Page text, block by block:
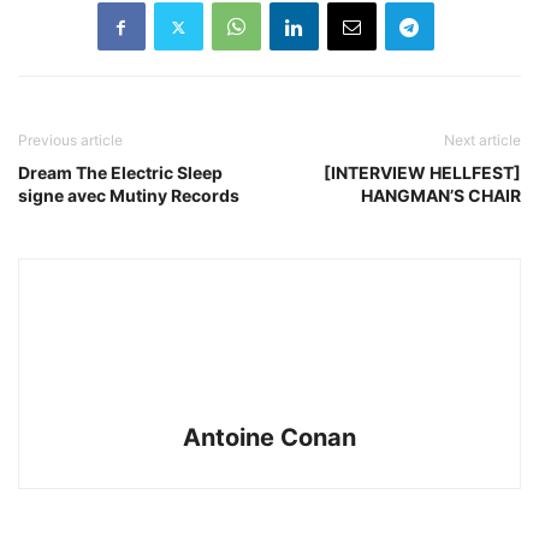
Previous article
Dream The Electric Sleep
signe avec Mutiny Records
Next article
[INTERVIEW HELLFEST]
HANGMAN’S CHAIR
Antoine Conan